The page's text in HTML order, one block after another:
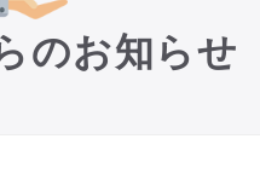
のお知らせ